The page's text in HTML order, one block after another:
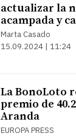
actualizar la
acampada y
Marta Casado
15.09.2024 | 11:24
La BonoLoto
premio de
Aranda
EUROPA PRESS